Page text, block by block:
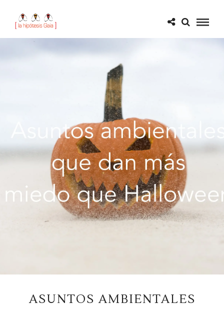
ASUNTOS AMBIENTALES